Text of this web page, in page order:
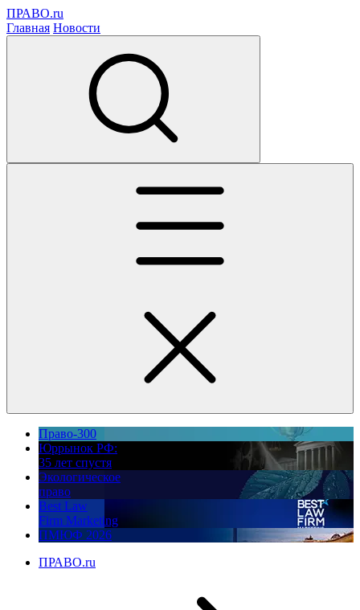
ПРАВО.ru
Главная Новости
Право-300
Юррынок РФ:
35 лет спустя
Экологическое
право
Best Law
Firm Marketing
ПМЮФ 2026
ПРАВО.ru